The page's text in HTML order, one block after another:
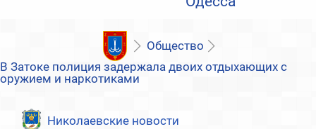
Общество
В Затоке полиция задержала двоих отдыхающих с
оружием и наркотиками
Николаевские новости